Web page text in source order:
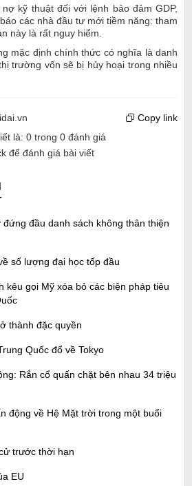
kỹ thuật đối với lệnh bảo đảm GDP,
các nhà đầu tư mới tiềm năng: tham
này là rất nguy hiểm.
mặc định chính thức có nghĩa là danh
trường vốn sẽ bị hủy hoại trong nhiều
Copy link
là: 0 trong 0 đánh giá
để đánh giá bài viết
đầu danh sách không thân thiện
số lượng đại học tốp đầu
kêu gọi Mỹ xóa bỏ các biện pháp tiêu
thành đặc quyền
Quốc đổ về Tokyo
Rắn cổ quấn chặt bên nhau 34 triệu
động về Hệ Mặt trời trong một buổi
trước thời hạn
EU